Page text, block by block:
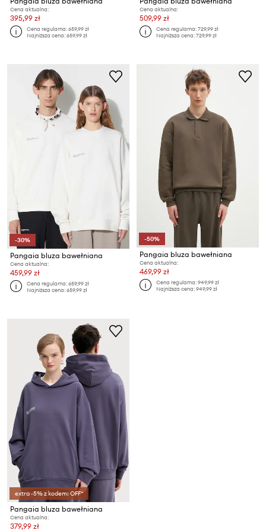
Cena aktualna:
395,99 zł
Cena regularna:659,99 zł
Najniższa cena:659,99 zł
Cena aktualna:
509,99 zł
Cena regularna:729,99 zł
Najniższa cena:729,99 zł
-30%
Pangaia bluza bawełniana
Cena aktualna:
459,99 zł
Cena regularna:659,99 zł
Najniższa cena:659,99 zł
-50%
Pangaia bluza bawełniana
Cena aktualna:
469,99 zł
Cena regularna:949,99 zł
Najniższa cena:949,99 zł
extra -5% z kodem: OFF*
Pangaia bluza bawełniana
Cena aktualna:
379,99 zł